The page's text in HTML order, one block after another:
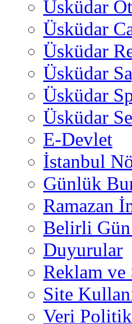
Üsküdar
Üsküdar
Üsküdar
Üsküdar
Üsküdar
Üsküdar
E-Devlet
İstanbul
Günlük
Ramazan
Belirli
Duyurular
Reklam
Site
Veri